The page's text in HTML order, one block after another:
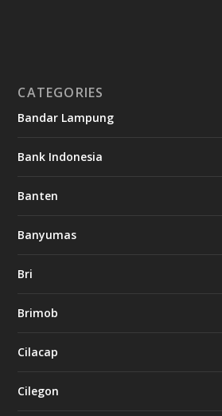
CATEGORIES
Bandar Lampung
Bank Indonesia
Banten
Banyumas
Bri
Brimob
Cilacap
Cilegon